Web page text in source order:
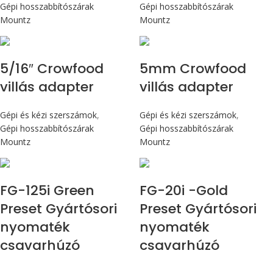
Gépi hosszabbítószárak
Mountz
Gépi hosszabbítószárak
Mountz
5/16″ Crowfood
villás adapter
Gépi és kézi szerszámok,
Gépi hosszabbítószárak
Mountz
5mm Crowfood
villás adapter
Gépi és kézi szerszámok,
Gépi hosszabbítószárak
Mountz
FG-125i Green
Preset Gyártósori
nyomaték
csavarhúzó
FG-20i -Gold
Preset Gyártósori
nyomaték
csavarhúzó